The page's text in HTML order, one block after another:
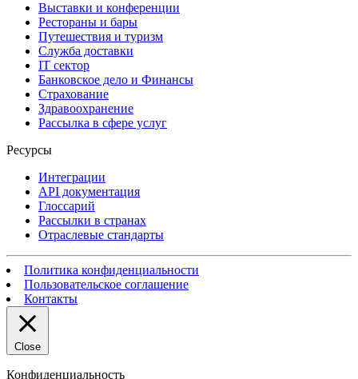
Выставки и конференции
Рестораны и бары
Путешествия и туризм
Служба доставки
IT сектор
Банковское дело и Финансы
Страхование
Здравоохранение
Рассылка в сфере услуг
Ресурсы
Интеграции
API документация
Глоссарий
Рассылки в странах
Отраслевые стандарты
Политика конфиденциальности
Пользовательское соглашение
Контакты
Close
Конфиденциальность